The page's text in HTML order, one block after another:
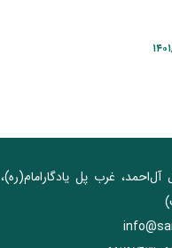
آل‌احمد، غرب پل يادگار‌امام(ره)‌،